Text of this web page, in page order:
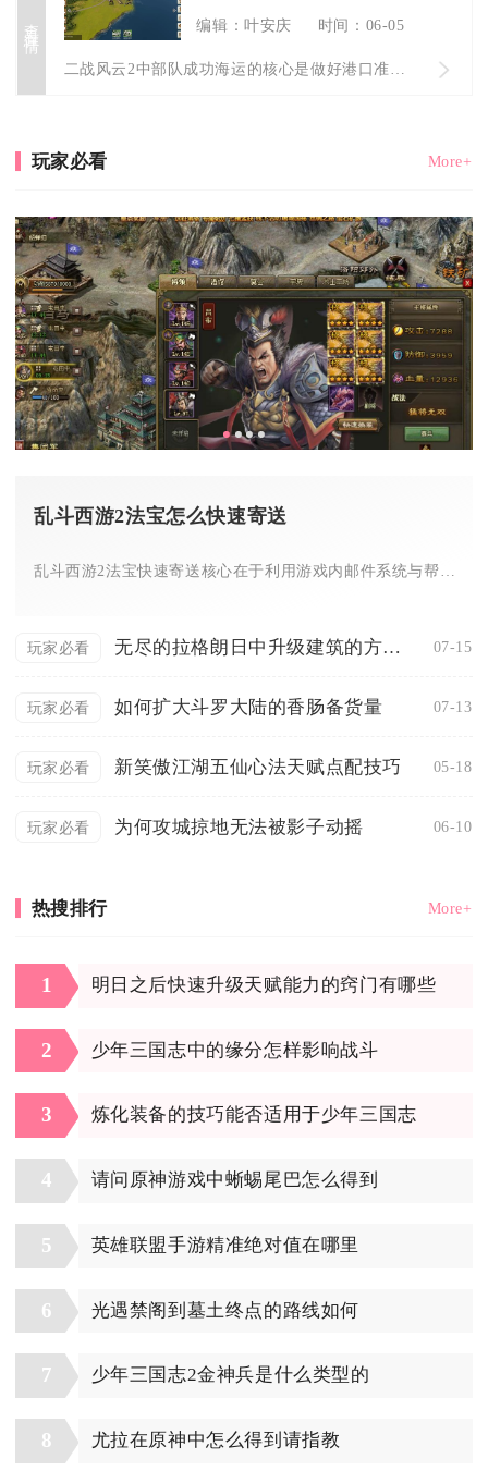
查看详情 编辑：叶安庆 时间：06-05
二战风云2中部队成功海运的核心是做好港口准备、合理编组舰队、...
玩家必看 More+
乱斗西游2法宝怎么快速寄送
玩家必看 无尽的拉格朗日中升级建筑的方法是什么 07-15
玩家必看 如何扩大斗罗大陆的香肠备货量 07-13
玩家必看 新笑傲江湖五仙心法天赋点配技巧 05-18
玩家必看 为何攻城掠地无法被影子动摇 06-10
热搜排行 More+
1 明日之后快速升级天赋能力的窍门有哪些
2 少年三国志中的缘分怎样影响战斗
3 炼化装备的技巧能否适用于少年三国志
4 请问原神游戏中蜥蜴尾巴怎么得到
5 英雄联盟手游精准绝对值在哪里
6 光遇禁阁到墓土终点的路线如何
7 少年三国志2金神兵是什么类型的
8 尤拉在原神中怎么得到请指教